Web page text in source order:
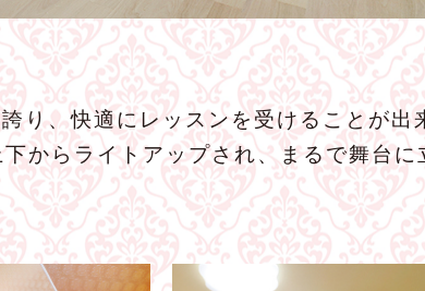
り、快適にレッスンを受けることが出
からライトアップされ、まるで舞台に